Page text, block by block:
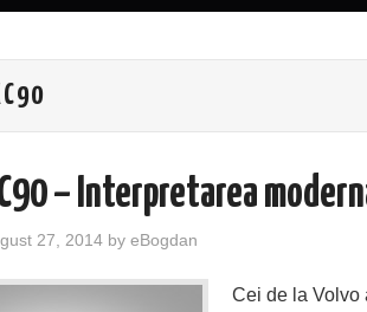
– Interpretarea
27, 2014 by eBogdan
Cei de la Volvo